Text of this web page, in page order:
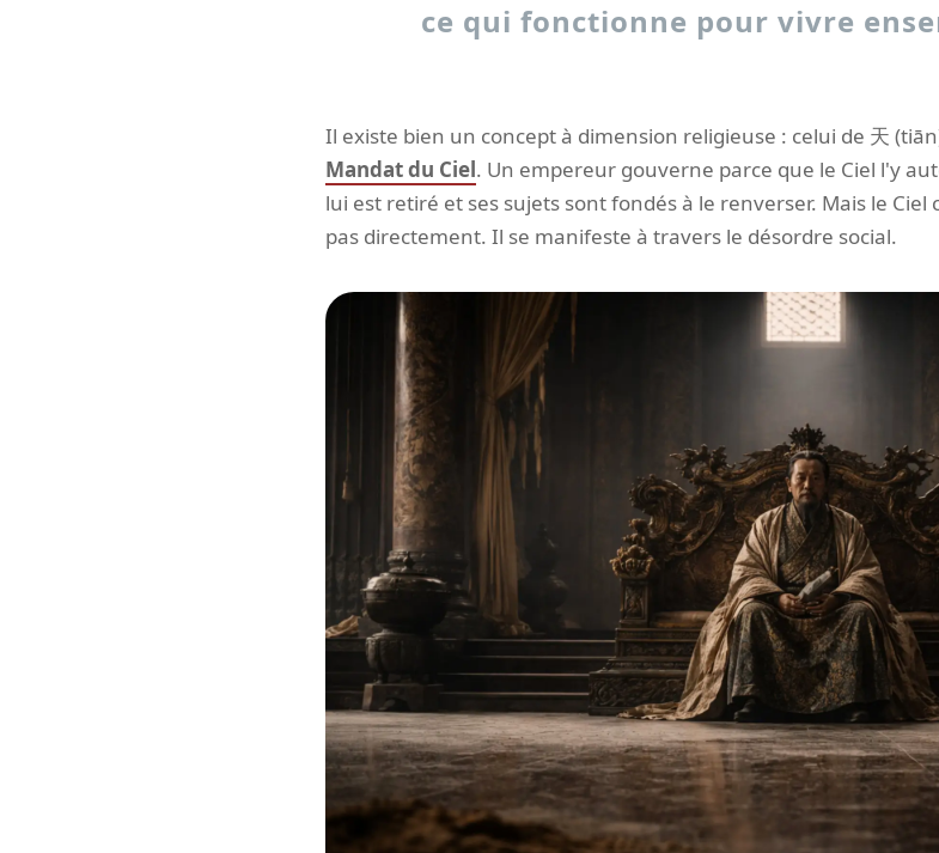
ce qui fonctionne pour vivre
Il existe bien un concept à dimension religieuse : celui de 天
Mandat du Ciel. Un empereur gouverne parce que le Ciel l'y
lui est retiré et ses sujets sont fondés à le renverser. Mais le
pas directement. Il se manifeste à travers le désordre social.